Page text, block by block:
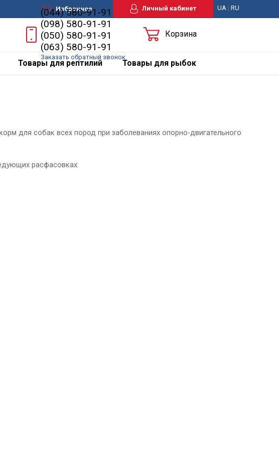
Избранное Личный кабинет UA| RU
(044) 580-91-91
(098) 580-91-91
(050) 580-91-91
(063) 580-91-91
Заказать обратный звонок
Корзина
Товары для рептилий Товары для рыбок
для собак всех пород при заболеваниях опорно-двигательного
расфасовках: